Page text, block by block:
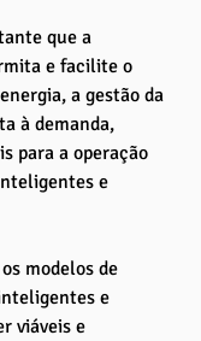
que a
e facilite o
a gestão da
à demanda,
para a operação
e
modelos de
e
viáveis e